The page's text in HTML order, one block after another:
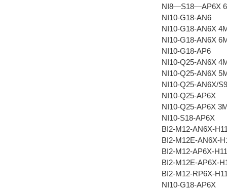
NI8—S18—AP6X
NI10-G18-AN6
NI10-G18-AN6X
NI10-G18-AN6X
NI10-G18-AP6
NI10-Q25-AN6X
NI10-Q25-AN6X
NI10-Q25-AN6X/
NI10-Q25-AP6X
NI10-Q25-AP6X
NI10-S18-AP6X
BI2-M12-AN6X-
BI2-M12E-AN6X-
BI2-M12-AP6X-
BI2-M12E-AP6X-
BI2-M12-RP6X-
NI10-G18-AP6X